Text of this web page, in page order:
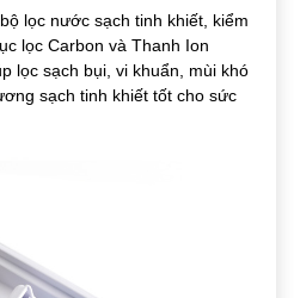
lọc nước sạch tinh khiết, kiểm
lọc Carbon và Thanh Ion
lọc sạch bụi, vi khuẩn, mùi khó
sạch tinh khiết tốt cho sức